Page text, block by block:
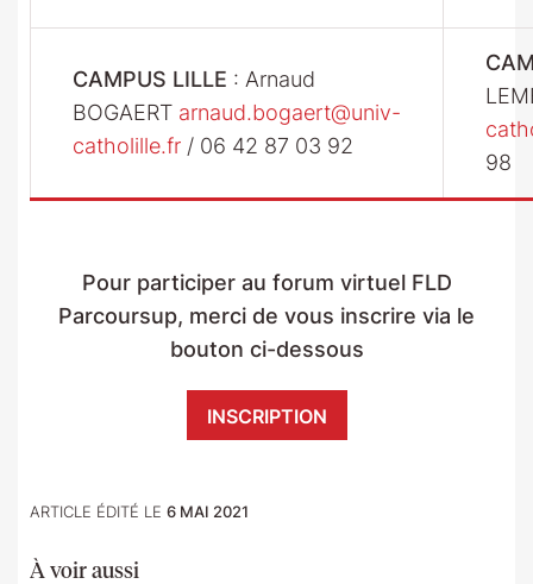
CAMPUS LILLE : Arnaud
BOGAERT arnaud.bogaert@univ-
catholille.fr / 06 42 87 03 92
98
Pour participer au forum virtuel FLD
Parcoursup, merci de vous inscrire via le
bouton ci-dessous
INSCRIPTION
ARTICLE ÉDITÉ LE 6 MAI 2021
À voir aussi